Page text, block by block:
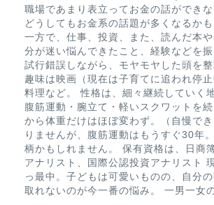
職場であまり表立ってお金の話ができな
どうしてもお金系の話題が多くなるかも
一方で、仕事、投資、また、読んだ本
分が迷い悩んできたこと、経験などを振
試行錯誤しながら、モヤモヤした頭を整
趣味は映画（現在は子育てに追われ停
料理など。 性格は、細々継続していく地道なタイプ。
腹筋運動・腕立て・軽いスクワットを
から体重だけはほぼ変わず。（自慢で
りませんが、腹筋運動はもうすぐ30年
柄かもしれません。 保有資格は、日商簿記１級、証券
アナリスト、国際公認投資アナリスト 現在、子育て真
っ最中。子どもは可愛いものの、自分
取れないのが今一番の悩み。